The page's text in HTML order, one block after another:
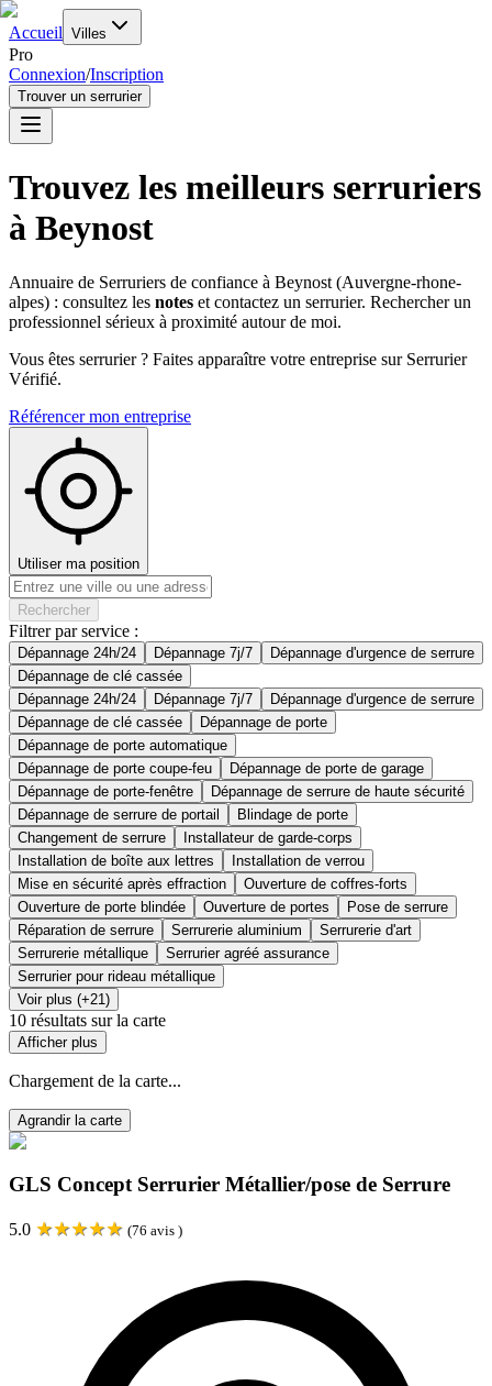
Accueil Villes
Pro
Connexion/Inscription
Trouver un serrurier
Trouvez les meilleurs serruriers
à Beynost
Annuaire de Serruriers de confiance à Beynost (Auvergne-rhone-
alpes) : consultez les notes et contactez un serrurier. Rechercher un
professionnel sérieux à proximité autour de moi.
Vous êtes serrurier ? Faites apparaître votre entreprise sur Serrurier
Vérifié.
Référencer mon entreprise
Utiliser ma position
Rechercher
Filtrer par service :
Dépannage 24h/24 Dépannage 7j/7
Dépannage d'urgence de serrure
Dépannage de clé cassée
Dépannage 24h/24
Dépannage 7j/7
Dépannage d'urgence de serrure
Dépannage de clé cassée
Dépannage de porte
Dépannage de porte automatique
Dépannage de porte coupe-feu
Dépannage de porte de garage
Dépannage de porte-fenêtre
Dépannage de serrure de haute sécurité
Dépannage de serrure de portail
Blindage de porte
Changement de serrure
Installateur de garde-corps
Installation de boîte aux lettres
Installation de verrou
Mise en sécurité après effraction
Ouverture de coffres-forts
Ouverture de porte blindée
Ouverture de portes
Pose de serrure
Réparation de serrure
Serrurerie aluminium
Serrurerie d'art
Serrurerie métallique
Serrurier agréé assurance
Serrurier pour rideau métallique
Voir plus (+21)
10 résultats sur la carte
Afficher plus
Chargement de la carte...
Agrandir la carte
GLS Concept Serrurier Métallier/pose de Serrure
5.0 ★★★★★ (76 avis )